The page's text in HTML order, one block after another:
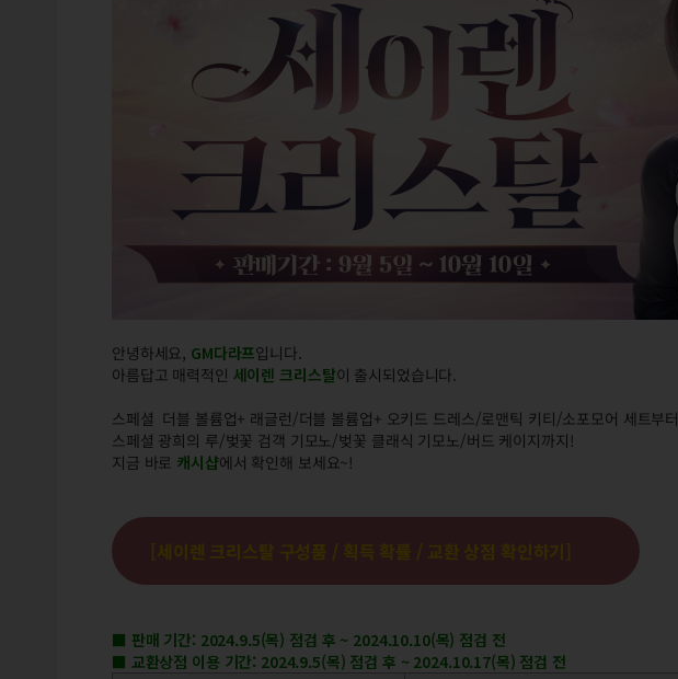
안녕하세요, GM다라프입니다.
아름답고 매력적인 세이렌 크리스탈이 출시되었습니다.
스페셜 더블 볼륨업+ 래글런/더블 볼륨업+ 오키드 드레스/로맨틱 키티/소포모어 세트부터
스페셜 광희의 루/벚꽃 검객 기모노/벚꽃 클래식 기모노/버드 케이지까지!
지금 바로 캐시샵에서 확인해 보세요~!
■ 판매 기간: 2024.9.5(목) 점검 후 ~ 2024.10.10(목) 점검 전
■ 교환상점 이용 기간: 2024.9.5(목) 점검 후 ~ 2024.10.17(목) 점검 전